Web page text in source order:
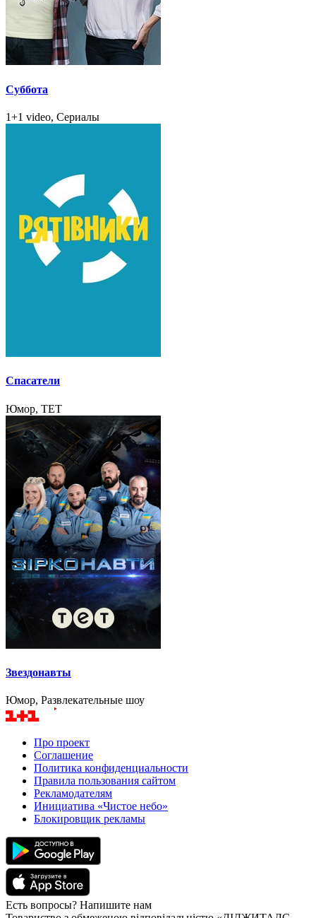
Суббота
1+1 video, Сериалы
Спасатели
Юмор, TET
Звездонавты
Юмор, Развлекательные шоу
Про проект
Соглашение
Политика конфиденциальности
Правила пользования сайтом
Рекламодателям
Инициатива «Чистое небо»
Блокировщик рекламы
Есть вопросы? Напишите нам